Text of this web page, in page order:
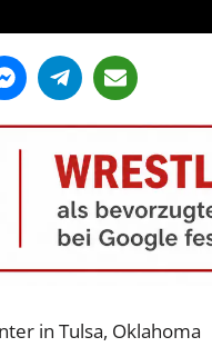
in Tulsa, Oklahoma